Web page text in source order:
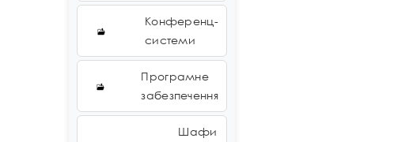
Конференц-
системи
Програмне
забезпечення
Шафи